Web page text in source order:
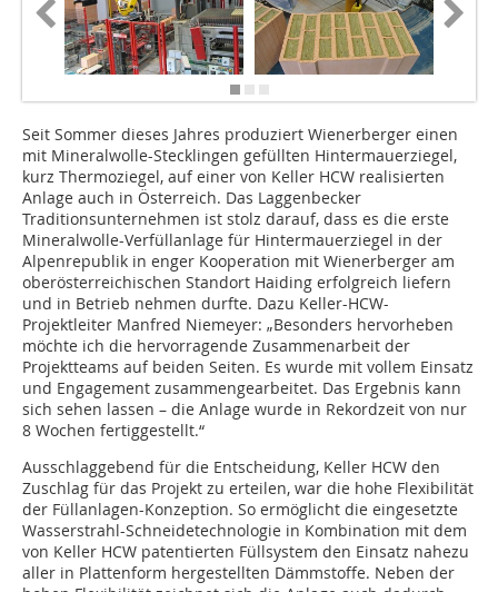
Seit Sommer dieses Jahres produziert Wienerberger einen
mit Mineralwolle-Stecklingen gefüllten Hintermauerziegel,
kurz Thermoziegel, auf einer von Keller HCW realisierten
Anlage auch in Österreich. Das Laggenbecker
Traditionsunternehmen ist stolz darauf, dass es die erste
Mineralwolle-Verfüllanlage für Hintermauerziegel in der
Alpenrepublik in enger Kooperation mit Wienerberger am
oberösterreichischen Standort Haiding erfolgreich liefern
und in Betrieb nehmen durfte. Dazu Keller-HCW-
Projektleiter Manfred Niemeyer: „Besonders hervorheben
möchte ich die hervorragende Zusammenarbeit der
Projektteams auf beiden Seiten. Es wurde mit vollem Einsatz
und Engagement zusammengearbeitet. Das Ergebnis kann
sich sehen lassen – die Anlage wurde in Rekordzeit von nur
8 Wochen fertiggestellt.“
Ausschlaggebend für die Entscheidung, Keller HCW den
Zuschlag für das Projekt zu erteilen, war die hohe Flexibilität
der Füllanlagen-Konzeption. So ermöglicht die eingesetzte
Wasserstrahl-Schneidetechnologie in Kombination mit dem
von Keller HCW patentierten Füllsystem den Einsatz nahezu
aller in Plattenform hergestellten Dämmstoffe. Neben der